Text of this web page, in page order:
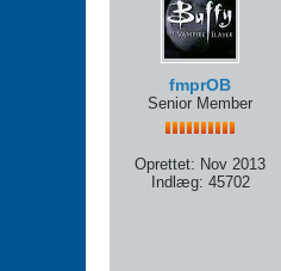
fmprOB
Senior Member
Oprettet: Nov 2013
Indlæg: 45702